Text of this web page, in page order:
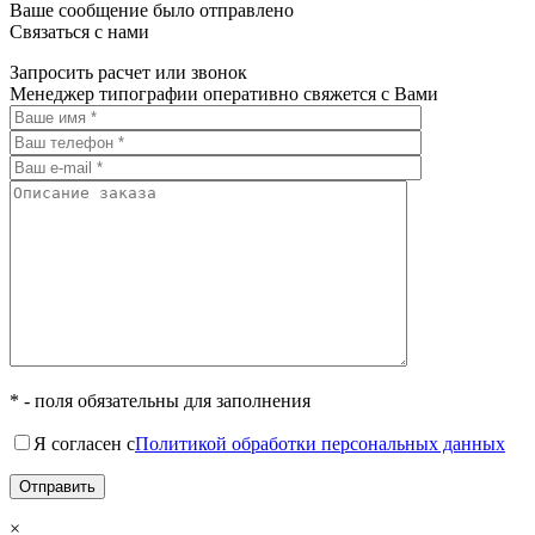
Ваше сообщение было отправлено
Связаться с нами
Запросить расчет или звонок
Менеджер типографии оперативно свяжется с Вами
* - поля обязательны для заполнения
Я согласен сПолитикой обработки персональных данных
×